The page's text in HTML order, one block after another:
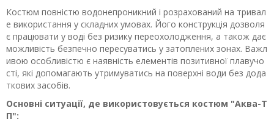
Костюм повністю водонепроникний і розрахований на тривал
е використання у складних умовах. Його конструкція дозволя
є працювати у воді без ризику переохолодження, а також дає
можливість безпечно пересуватись у затоплених зонах. Важл
ивою особливістю є наявність елементів позитивної плавучо
сті, які допомагають утримуватись на поверхні води без дода
ткових засобів.
Основні ситуації, де використовується костюм "Аква-Т
П":